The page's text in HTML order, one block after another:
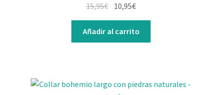
15,95€ El
precio
original
era:
10,95€El
precio
actual
es:
Añadir al carrito